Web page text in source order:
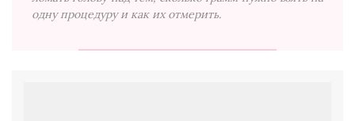
одну процедуру и как их отмерить.